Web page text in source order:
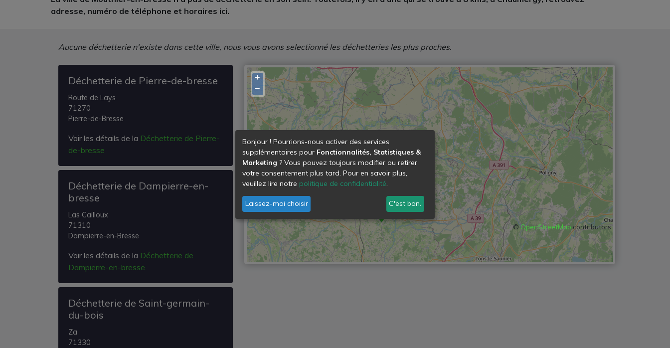
adresse, numéro de téléphone et horaires ici.
Aucune déchetterie n'existe dans cette ville, nous vous avons selectionné les déchetteries les plus proches.
Déchetterie de Pierre-de-bresse
Route de Lays
71270
Pierre-de-Bresse
Voir les détails de la Déchetterie de Pierre-
de-bresse
Déchetterie de Dampierre-en-
bresse
Las Cailloux
71310
Dampierre-en-Bresse
Voir les détails de la Déchetterie de
Dampierre-en-bresse
Déchetterie de Saint-germain-
du-bois
Za
71330
+
−
©OpenStreetMap contributors
Bonjour ! Pourrions-nous activer des services
supplémentaires pour Fonctionnalités, Statistiques &
Marketing ? Vous pouvez toujours modifier ou retirer
votre consentement plus tard. Pour en savoir plus,
veuillez lire notre politique de confidentialité.
Laissez-moi choisir C'est bon.